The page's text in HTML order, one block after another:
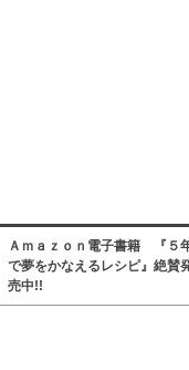
Ａｍａｚｏｎ電子書籍 『５
で夢をかなえるレシピ』絶賛
売中!!